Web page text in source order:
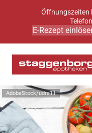
Öffnungszeiten
E-Rezept
AdobeStock/udra11